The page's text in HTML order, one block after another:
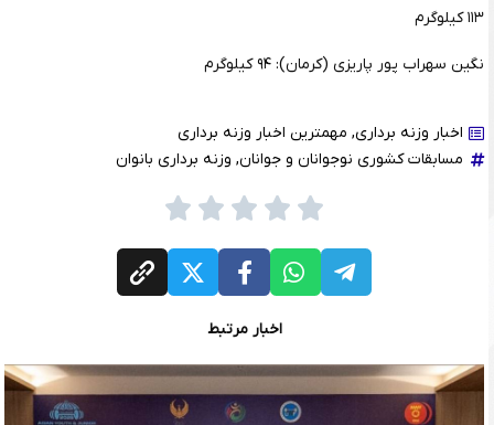
۱۱۳ کیلوگرم
نگین سهراب پور پاریزی (کرمان): ۹۴ کیلوگرم
اخبار وزنه برداری, مهمترین اخبار وزنه برداری
مسابقات کشوری نوجوانان و جوانان, وزنه برداری بانوان
اخبار مرتبط